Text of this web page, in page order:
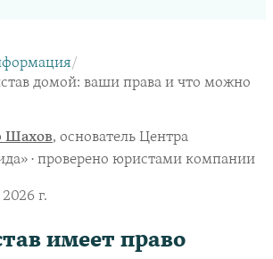
/
домой: ваши права и что можно
Шахов, основатель Центра
· проверено юристами компании
г.
имеет право